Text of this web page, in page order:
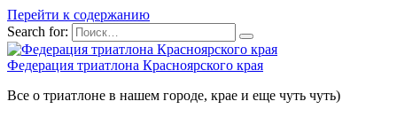
Перейти к содержанию
Search for:
Федерация триатлона Красноярского края
Все о триатлоне в нашем городе, крае и еще чуть чуть)